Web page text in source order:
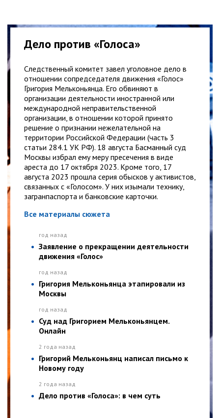
Дело против «Голоса»
Следственный комитет завел уголовное дело в
отношении сопредседателя движения «Голос»
Григория Мельконьянца. Его обвиняют в
организации деятельности иностранной или
международной неправительственной
организации, в отношении которой принято
решение о признании нежелательной на
территории Российской Федерации (часть 3
статьи 284.1 УК РФ). 18 августа Басманный суд
Москвы избрал ему меру пресечения в виде
ареста до 17 октября 2023. Кроме того, 17
августа 2023 прошла серия обысков у активистов,
связанных с «Голосом». У них изымали технику,
загранпаспорта и банковские карточки.
Все материалы сюжета
год назад
Заявление о прекращении деятельности
движения «Голос»
год назад
Григория Мельконьянца этапировали из
Москвы
год назад
Суд над Григорием Мельконьянцем.
Онлайн
2 года назад
Григорий Мельконьянц написал письмо к
Новому году
2 года назад
Дело против «Голоса»: в чем суть